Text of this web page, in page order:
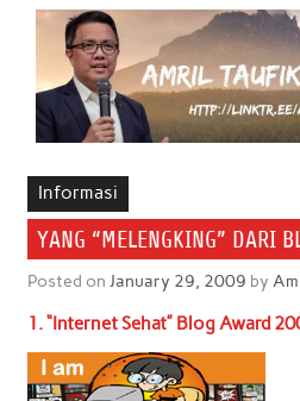
Informasi
YANG “MELENGKING” DARI
Posted on January 29, 2009 by
1. “Internet Sehat” Blog Award